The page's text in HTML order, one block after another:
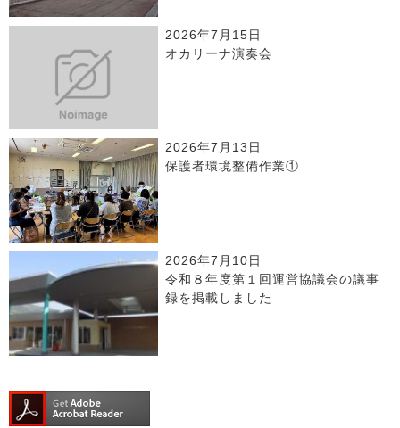
2026年7月15日
オカリーナ演奏会
2026年7月13日
保護者環境整備作業①
2026年7月10日
令和８年度第１回運営協議会の議事
録を掲載しました